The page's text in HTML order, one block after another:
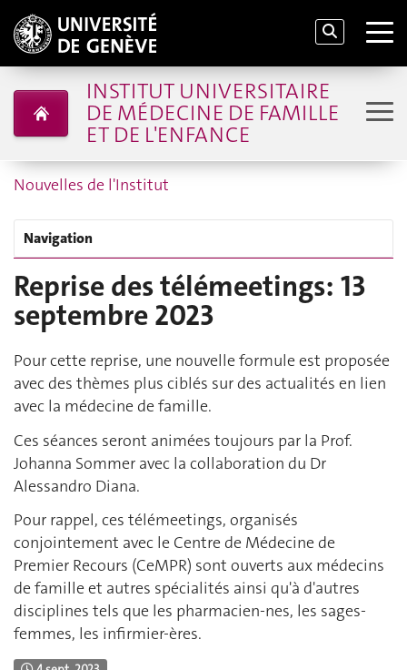
INSTITUT UNIVERSITAIRE
DE MÉDECINE DE FAMILLE
ET DE L'ENFANCE
Nouvelles de l'Institut
Navigation
Reprise des télémeetings: 13
septembre 2023
Pour cette reprise, une nouvelle formule est proposée
avec des thèmes plus ciblés sur des actualités en lien
avec la médecine de famille.
Ces séances seront animées toujours par la Prof.
Johanna Sommer avec la collaboration du Dr
Alessandro Diana.
Pour rappel, ces télémeetings, organisés
conjointement avec le Centre de Médecine de
Premier Recours (CeMPR) sont ouverts aux médecins
de famille et autres spécialités ainsi qu'à d'autres
disciplines tels que les pharmacien-nes, les sages-
femmes, les infirmier-ères.